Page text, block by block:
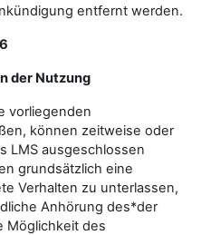
entfernt werden.
der Nutzung
vorliegenden
können zeitweise oder
LMS ausgeschlossen
grundsätzlich eine
Verhalten zu unterlassen,
Anhörung des*der
Möglichkeit des